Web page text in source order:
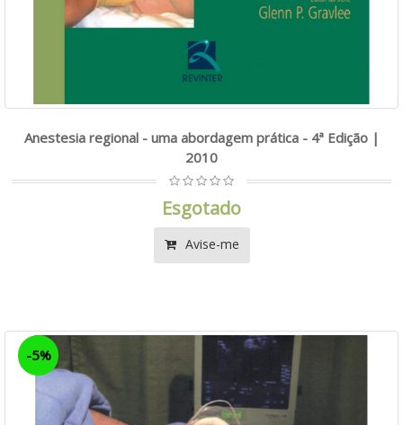
Anestesia regional - uma abordagem prática - 4ª Edição |
2010
Esgotado
Avise-me
-5%